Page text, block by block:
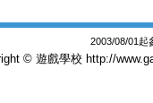
2003/08/01起
© 遊戲學校 http://